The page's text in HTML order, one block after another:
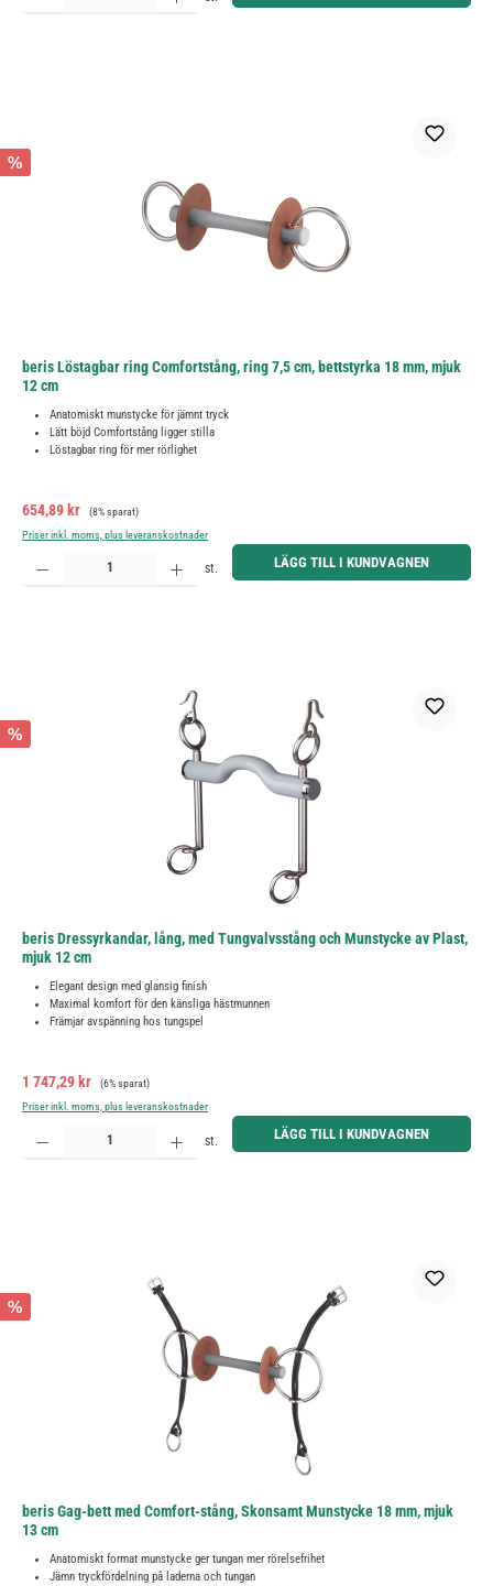
%
beris Löstagbar ring Comfortstång, ring 7,5 cm, bettstyrka 18 mm, mjuk
12 cm
Anatomiskt munstycke för jämnt tryck
Lätt böjd Comfortstång ligger stilla
Löstagbar ring för mer rörlighet
Försäljningspris:
654,89 kr Ordinarie pris:
(8% sparat)
Priser inkl. moms, plus leveranskostnader
Produktkvantitet: Ange önskat belopp eller använd knapparna för att öka eller minska kvantiteten.
st. LÄGG TILL I KUNDVAGNEN
%
beris Dressyrkandar, lång, med Tungvalvsstång och Munstycke av Plast,
mjuk 12 cm
Elegant design med glansig finish
Maximal komfort för den känsliga hästmunnen
Främjar avspänning hos tungspel
Försäljningspris:
1 747,29 kr Ordinarie pris:
(6% sparat)
Priser inkl. moms, plus leveranskostnader
Produktkvantitet: Ange önskat belopp eller använd knapparna för att öka eller minska kvantiteten.
st. LÄGG TILL I KUNDVAGNEN
%
beris Gag-bett med Comfort-stång, Skonsamt Munstycke 18 mm, mjuk
13 cm
Anatomiskt format munstycke ger tungan mer rörelsefrihet
Jämn tryckfördelning på laderna och tungan